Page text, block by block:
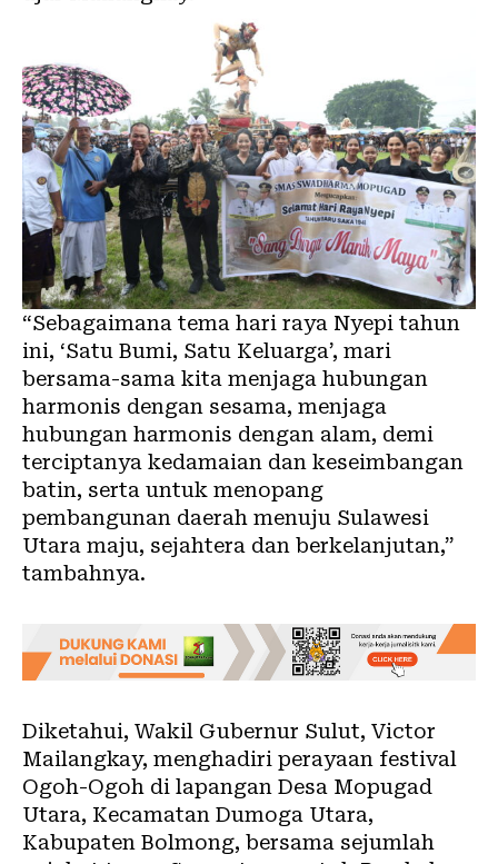
“Sebagaimana tema hari raya Nyepi tahun
ini, ‘Satu Bumi, Satu Keluarga’, mari
bersama-sama kita menjaga hubungan
harmonis dengan sesama, menjaga
hubungan harmonis dengan alam, demi
terciptanya kedamaian dan keseimbangan
batin, serta untuk menopang
pembangunan daerah menuju Sulawesi
Utara maju, sejahtera dan berkelanjutan,”
tambahnya.
Diketahui, Wakil Gubernur Sulut, Victor
Mailangkay, menghadiri perayaan festival
Ogoh-Ogoh di lapangan Desa Mopugad
Utara, Kecamatan Dumoga Utara,
Kabupaten Bolmong, bersama sejumlah